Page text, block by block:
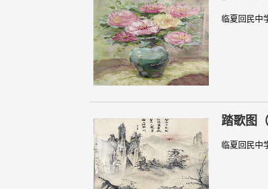
临夏回民中
踏歌图
临夏回民中